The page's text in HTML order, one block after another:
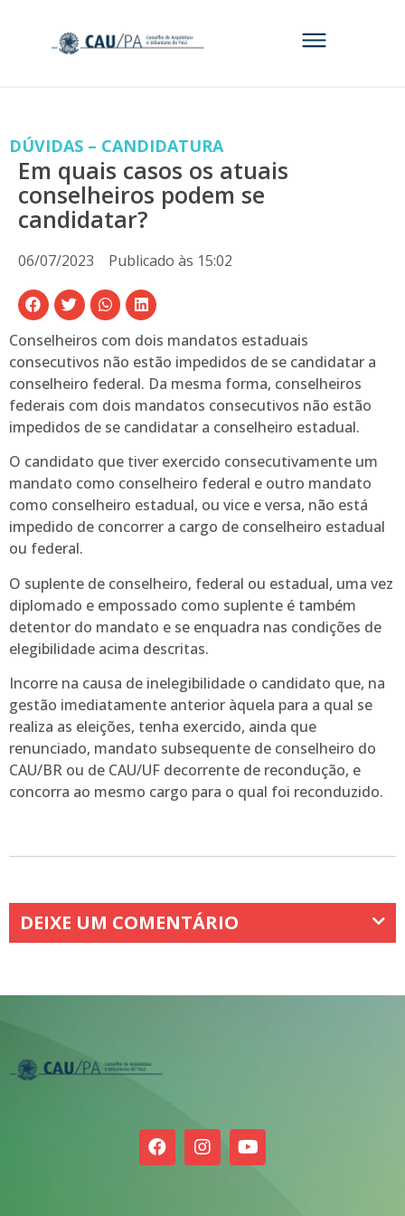
DÚVIDAS – CANDIDATURA
Em quais casos os atuais
conselheiros podem se
candidatar?
06/07/2023 Publicado às 15:02
Conselheiros com dois mandatos estaduais
consecutivos não estão impedidos de se candidatar a
conselheiro federal. Da mesma forma, conselheiros
federais com dois mandatos consecutivos não estão
impedidos de se candidatar a conselheiro estadual.
O candidato que tiver exercido consecutivamente um
mandato como conselheiro federal e outro mandato
como conselheiro estadual, ou vice e versa, não está
impedido de concorrer a cargo de conselheiro estadual
ou federal.
O suplente de conselheiro, federal ou estadual, uma vez
diplomado e empossado como suplente é também
detentor do mandato e se enquadra nas condições de
elegibilidade acima descritas.
Incorre na causa de inelegibilidade o candidato que, na
gestão imediatamente anterior àquela para a qual se
realiza as eleições, tenha exercido, ainda que
renunciado, mandato subsequente de conselheiro do
CAU/BR ou de CAU/UF decorrente de recondução, e
concorra ao mesmo cargo para o qual foi reconduzido.
DEIXE UM COMENTÁRIO